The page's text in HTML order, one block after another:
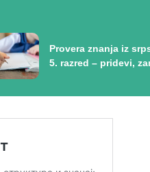
Provera znanja iz
5. razred – pridevi,